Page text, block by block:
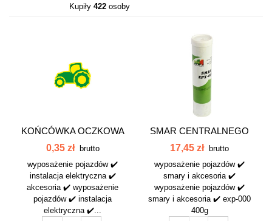
Kupiły 422 osoby
KOŃCÓWKA OCZKOWA
M 4-2,5 042306
0,35 zł
brutto
wyposażenie pojazdów ✔️
instalacja elektryczna ✔️
akcesoria ✔️ wyposażenie
pojazdów ✔️ instalacja
elektryczna ✔️...
SMAR CENTRALNEGO
SMAROWANIA...
17,45 zł
brutto
wyposażenie pojazdów ✔️
smary i akcesoria ✔️
wyposażenie pojazdów ✔️
smary i akcesoria ✔️ exp-000
400g